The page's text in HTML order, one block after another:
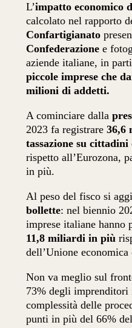
L’impatto economico
calcolato nel rapporto
Confartigianato
Confederazione e
aziende italiane, in
piccole imprese che
milioni di addetti.
A cominciare dalla
2023 fa registrare36,6
tassazione su cittadini
rispetto all’Eurozona,
in più.
Al peso del fisco si
bollette: nel biennio
imprese italiane hanno
11,8 miliardi in più
dell’Unione economica
Non va meglio sul
73% degli imprenditori
complessità delle
punti in più del 66%